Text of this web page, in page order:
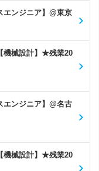
エンジニア】@東京
機械設計】★残業20
エンジニア】@名古
機械設計】★残業20